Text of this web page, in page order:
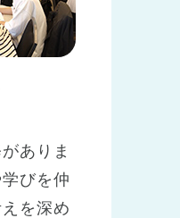
ありま
びを仲
を深め